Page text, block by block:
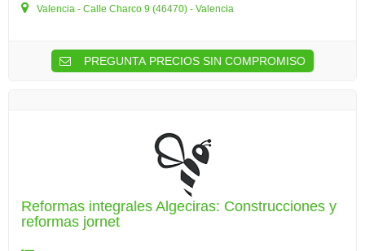
Valencia - Calle Charco 9 (46470) - Valencia
PREGUNTA PRECIOS SIN COMPROMISO
Reformas integrales Algeciras: Construcciones y
reformas jornet